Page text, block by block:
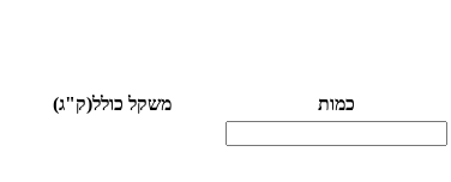
כמות משקל כולל(ק"ג)